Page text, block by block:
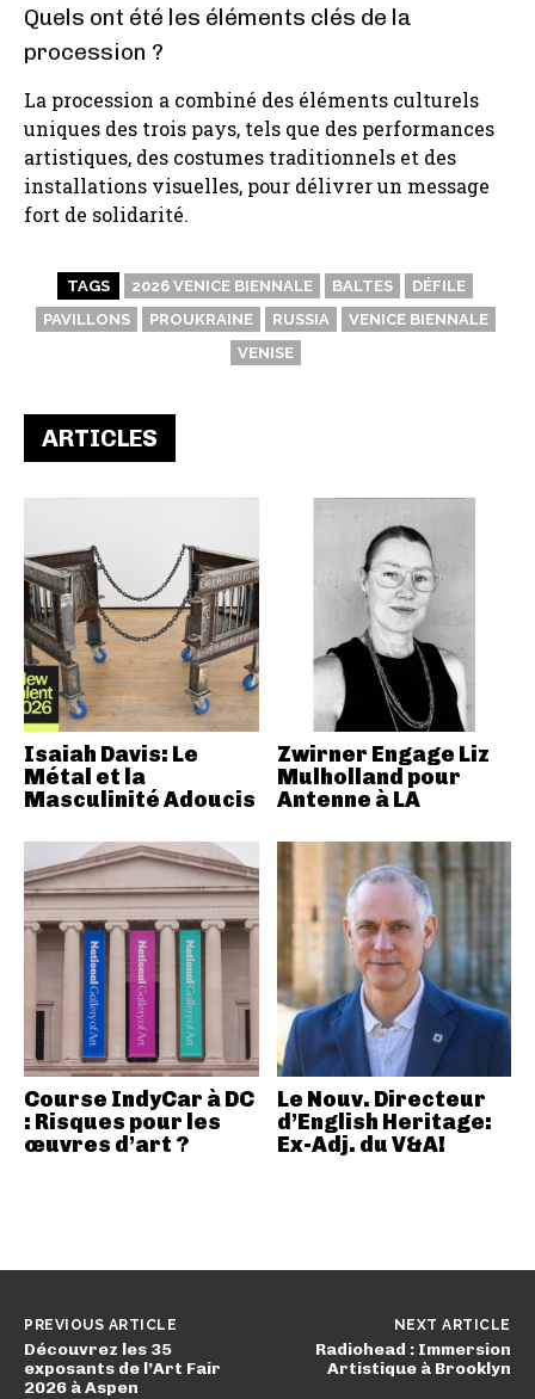
Quels ont été les éléments clés de la
procession ?
La procession a combiné des éléments culturels
uniques des trois pays, tels que des performances
artistiques, des costumes traditionnels et des
installations visuelles, pour délivrer un message
fort de solidarité.
TAGS 2026 VENICE BIENNALE BALTES
DÉFILE
PAVILLONS
PROUKRAINE RUSSIA
VENICE BIENNALE
VENISE
ARTICLES
Isaiah Davis: Le
Métal et la
Masculinité Adoucis
Zwirner Engage Liz
Mulholland pour
Antenne à LA
Course IndyCar à DC
: Risques pour les
œuvres d’art ?
Le Nouv. Directeur
d’English Heritage:
Ex-Adj. du V&A!
PREVIOUS ARTICLE
Découvrez les 35
exposants de l’Art Fair
2026 à Aspen
NEXT ARTICLE
Radiohead : Immersion
Artistique à Brooklyn